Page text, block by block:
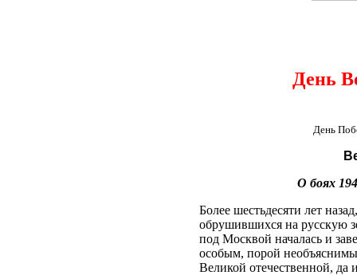
День
День
О боях
Более шестьдесяти лет
обрушившихся на русскую
под Москвой началась и
особым, порой
Великой отечественной,